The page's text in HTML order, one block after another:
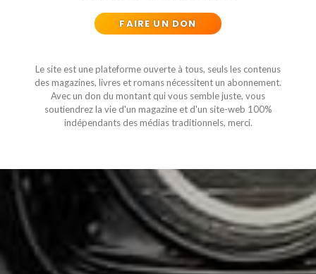
FAIRE UN DON
Le site est une plateforme ouverte à tous, seuls les contenus
des magazines, livres et romans nécessitent un abonnement.
Avec un don du montant qui vous semble juste, vous
soutiendrez la vie d'un magazine et d'un site-web 100%
indépendants des médias traditionnels, merci.